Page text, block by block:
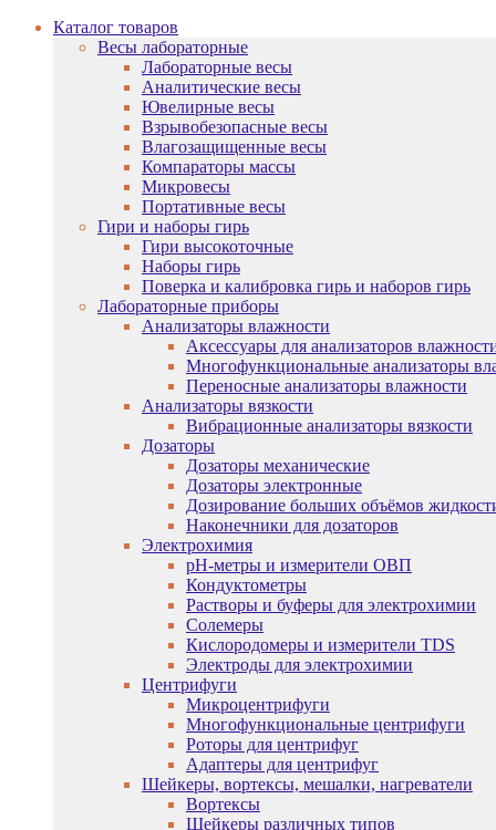
Каталог товаров
Весы лабораторные
Лабораторные весы
Аналитические весы
Ювелирные весы
Взрывобезопасные весы
Влагозащищенные весы
Компараторы массы
Микровесы
Портативные весы
Гири и наборы гирь
Гири высокоточные
Наборы гирь
Поверка и калибровка гирь и наборов гирь
Лабораторные приборы
Анализаторы влажности
Аксессуары для анализаторов
Многофункциональные анализаторы
Переносные анализаторы влажности
Анализаторы вязкости
Вибрационные анализаторы вязкости
Дозаторы
Дозаторы механические
Дозаторы электронные
Дозирование больших объёмов
Наконечники для дозаторов
Электрохимия
pH-метры и измерители ОВП
Кондуктометры
Растворы и буферы для электрохимии
Солемеры
Кислородомеры и измерители TDS
Электроды для электрохимии
Центрифуги
Микроцентрифуги
Многофункциональные центрифуги
Роторы для центрифуг
Адаптеры для центрифуг
Шейкеры, вортексы, мешалки, нагреватели
Вортексы
Шейкеры различных типов